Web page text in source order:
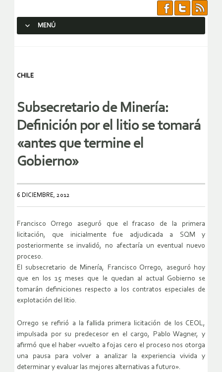
MENÚ
CHILE
Subsecretario de Minería:
Definición por el litio se tomará
«antes que termine el
Gobierno»
6 DICIEMBRE, 2012
Francisco Orrego aseguró que el fracaso de la primera
licitación, que inicialmente fue adjudicada a SQM y
posteriormente se invalidó, no afectaría un eventual nuevo
proceso.
El subsecretario de Minería, Francisco Orrego, aseguró hoy
que en los 15 meses que le quedan al actual Gobierno se
tomarán definiciones respecto a los contratos especiales de
explotación del litio.
Orrego se refirió a la fallida primera licitación de los CEOL,
impulsada por su predecesor en el cargo, Pablo Wagner, y
afirmó que el haber «vuelto a fojas cero el proceso nos otorga
una pausa para volver a analizar la experiencia vivida y
determinar y evaluar las mejores alternativas a futuro».